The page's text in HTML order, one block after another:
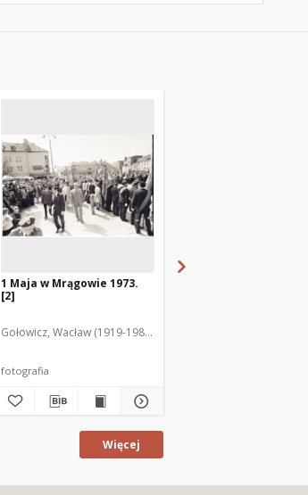
1 Maja w Mrągowie 1973.
[2]
Gołowicz, Wacław (1919-1983). Fot.
fotografia
Więcej